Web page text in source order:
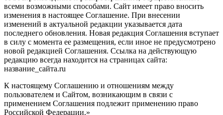
всеми возможными способами. Сайт имеет право вносить
изменения в настоящее Соглашение. При внесении
изменений в актуальной редакции указывается дата
последнего обновления. Новая редакция Соглашения вступает
в силу с момента ее размещения, если иное не предусмотрено
новой редакцией Соглашения. Ссылка на действующую
редакцию всегда находится на страницах сайта:
название_сайта.ru
К настоящему Соглашению и отношениям между
пользователем и Сайтом, возникающим в связи с
применением Соглашения подлежит применению право
Российской Федерации.»